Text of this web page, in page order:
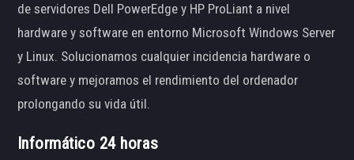
de servidores Dell PowerEdge y HP ProLiant a nivel
hardware y software en entorno Microsoft Windows Server
y Linux. Solucionamos cualquier incidencia hardware o
software y mejoramos el rendimiento del ordenador
prolongando su vida útil.
Informático 24 horas